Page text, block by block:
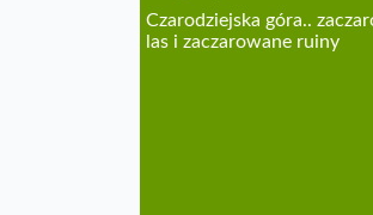
Czarodziejska góra..
las i zaczarowane ruiny